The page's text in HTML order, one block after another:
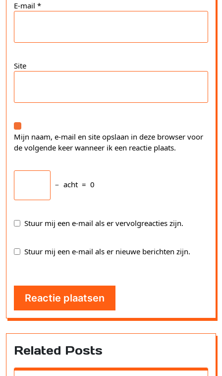
E-mail *
Site
Mijn naam, e-mail en site opslaan in deze browser voor
de volgende keer wanneer ik een reactie plaats.
− acht = 0
Stuur mij een e-mail als er vervolgreacties zijn.
Stuur mij een e-mail als er nieuwe berichten zijn.
Related Posts